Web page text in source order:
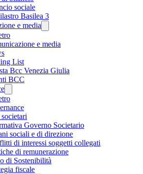
sociale
Basilea 3
e media
e media
List
Bcc Venezia Giulia
BCC
Governo Societario
sociali e di direzione
di interessi soggetti collegati
di remunerazione
di Sostenibilità
fiscale